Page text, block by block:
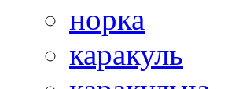
норка
каракуль